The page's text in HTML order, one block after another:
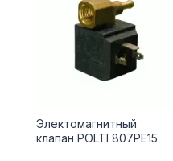
Электомагнитный
клапан POLTI 807PE15